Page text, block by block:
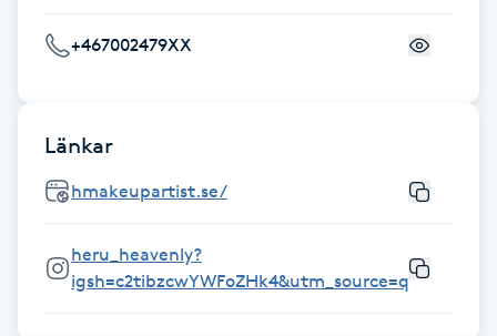
Fransk manikyr
Frekvensterapi
Friskvård
Friskvårdsmassage
+467002479XX
Länkar
hmakeupartist.se/
heru_heavenly?
igsh=c2tibzcwYWFoZHk4&utm_source=qr